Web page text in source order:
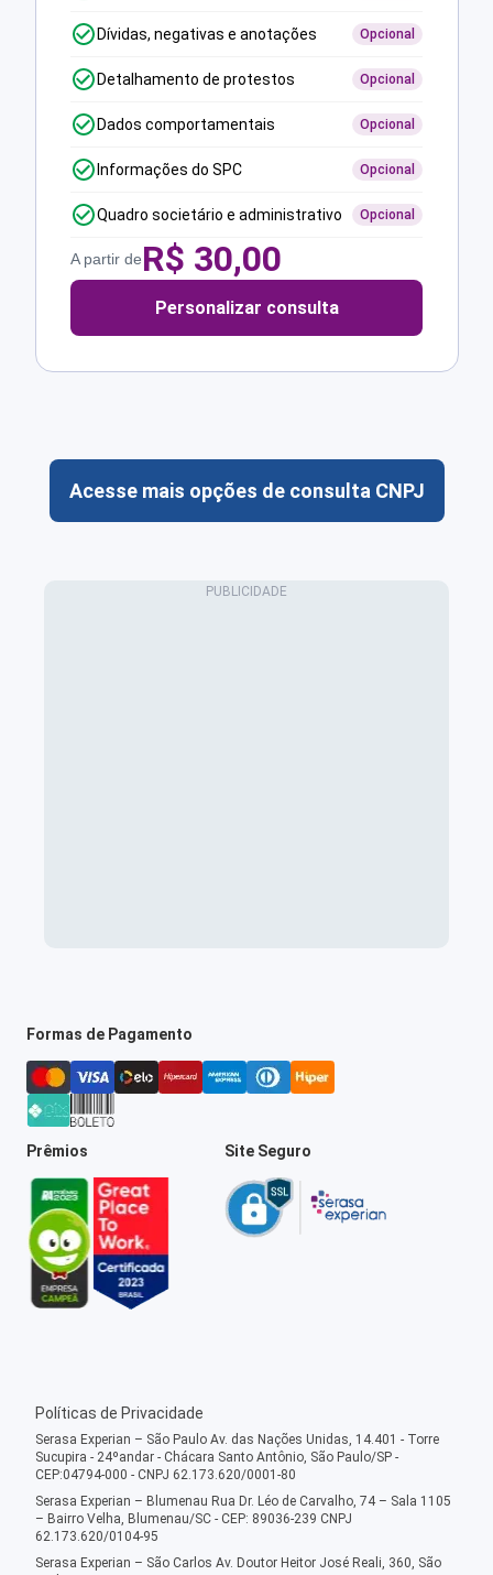
Dívidas, negativas e anotações Opcional
Detalhamento de protestos Opcional
Dados comportamentais Opcional
Informações do SPC Opcional
Quadro societário e administrativo Opcional
A partir deR$ 30,00
Personalizar consulta
Acesse mais opções de consulta CNPJ
Formas de Pagamento
Prêmios Site Seguro
Políticas de Privacidade
Serasa Experian – São Paulo Av. das Nações Unidas, 14.401 - Torre
Sucupira - 24ºandar - Chácara Santo Antônio, São Paulo/SP -
CEP:04794-000 - CNPJ 62.173.620/0001-80
Serasa Experian – Blumenau Rua Dr. Léo de Carvalho, 74 – Sala 1105
– Bairro Velha, Blumenau/SC - CEP: 89036-239 CNPJ
62.173.620/0104-95
Serasa Experian – São Carlos Av. Doutor Heitor José Reali, 360, São